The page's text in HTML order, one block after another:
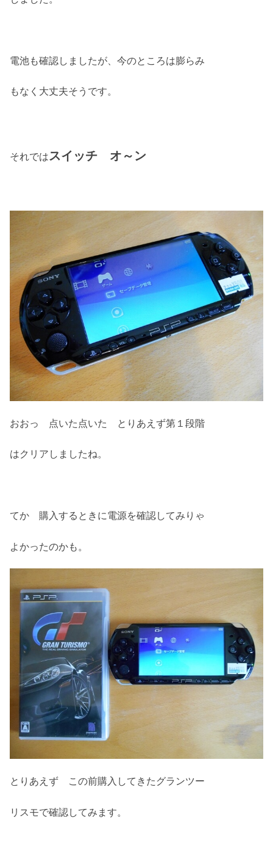
電池も確認しましたが、今のところは膨らみ
もなく大丈夫そうです。
それではスイッチ オ～ン
おおっ 点いた点いた とりあえず第１段階
はクリアしましたね。
てか 購入するときに電源を確認してみりゃ
よかったのかも。
とりあえず この前購入してきたグランツー
リスモで確認してみます。